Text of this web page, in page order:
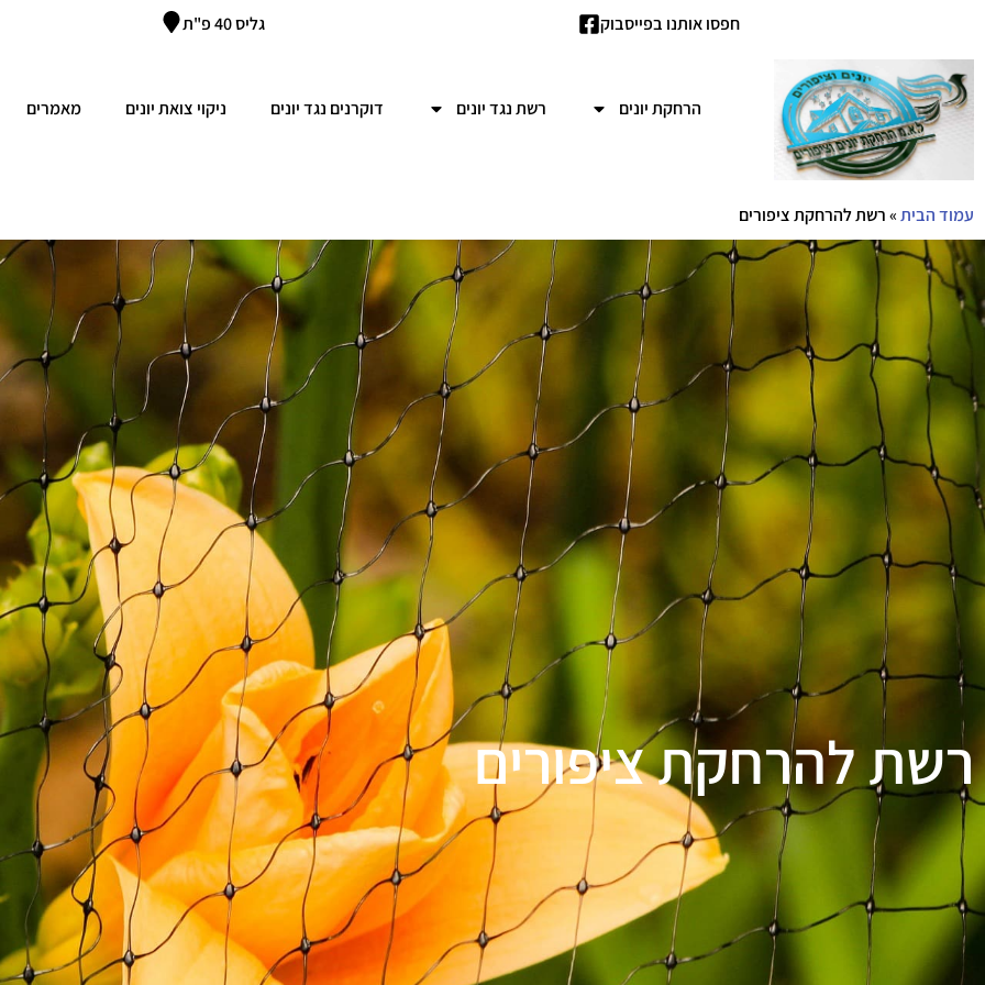
חפסו אותנו בפייסבוק גליס 40 פ"ת
הרחקת יונים רשת נגד יונים דוקרנים נגד יונים ניקוי צואת יונים מאמרים
עמוד הבית»רשת להרחקת ציפורים
רשת להרחקת ציפורים